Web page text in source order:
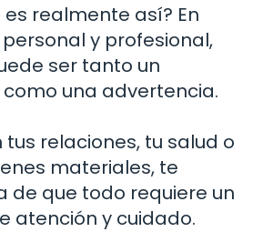
es realmente así? En
y profesional,
ser tanto un
una advertencia.
tus relaciones, tu salud o
materiales, te
de que todo requiere un
atención y cuidado.